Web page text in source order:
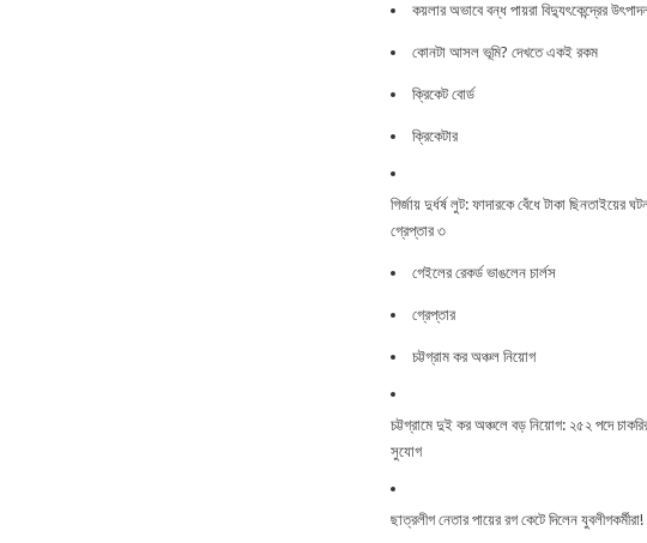
কয়লার অভাবে বন্ধ পায়রা বিদ্যুৎকেন্দ্রের
কোনটা আসল ভূমি? দেখতে একই রকম
ক্রিকেট বোর্ড
ক্রিকেটার
গির্জায় দুর্ধর্ষ লুট: ফাদারকে বেঁধে টাকা ছিনতাইয়ের
গ্রেপ্তার ৩
গেইলের রেকর্ড ভাঙলেন চার্লস
গ্রেপ্তার
চট্টগ্রাম কর অঞ্চল নিয়োগ
চট্টগ্রামে দুই কর অঞ্চলে বড় নিয়োগ: ২৫২ পদে
সুযোগ
ছাত্রলীগ নেতার পায়ের রগ কেটে দিলেন যুবলীগকর্মীরা!